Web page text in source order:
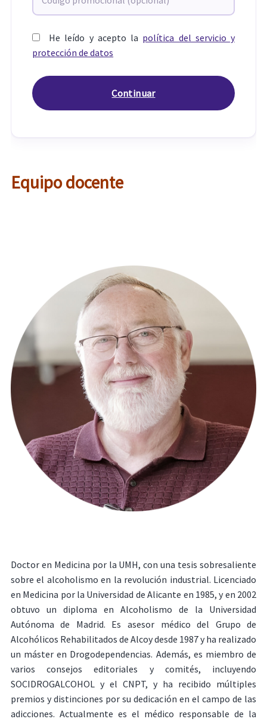
He leído y acepto la política del servicio y
protección de datos
Equipo docente
Doctor en Medicina por la UMH, con una tesis sobresaliente
sobre el alcoholismo en la revolución industrial. Licenciado
en Medicina por la Universidad de Alicante en 1985, y en 2002
obtuvo un diploma en Alcoholismo de la Universidad
Autónoma de Madrid. Es asesor médico del Grupo de
Alcohólicos Rehabilitados de Alcoy desde 1987 y ha realizado
un máster en Drogodependencias. Además, es miembro de
varios consejos editoriales y comités, incluyendo
SOCIDROGALCOHOL y el CNPT, y ha recibido múltiples
premios y distinciones por su dedicación en el campo de las
adicciones. Actualmente es el médico responsable de la